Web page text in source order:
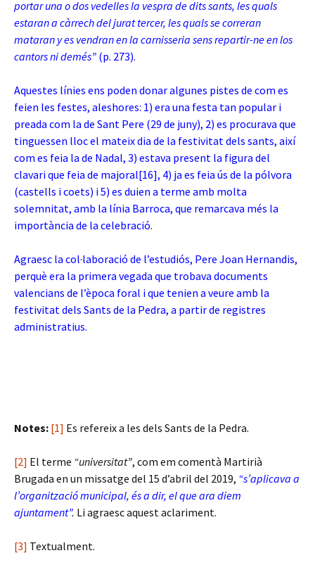
portar una o dos vedelles la vespra de dits sants, les quals
estaran a càrrech del jurat tercer, les quals se correran
mataran y es vendran en la carnisseria sens repartir-ne en los
cantors ni demés” (p. 273).
Aquestes línies ens poden donar algunes pistes de com es
feien les festes, aleshores: 1) era una festa tan popular i
preada com la de Sant Pere (29 de juny), 2) es procurava que
tinguessen lloc el mateix dia de la festivitat dels sants, així
com es feia la de Nadal, 3) estava present la figura del
clavari que feia de majoral[16], 4) ja es feia ús de la pólvora
(castells i coets) i 5) es duien a terme amb molta
solemnitat, amb la línia Barroca, que remarcava més la
importància de la celebració.
Agraesc la col·laboració de l’estudiós, Pere Joan Hernandis,
perquè era la primera vegada que trobava documents
valencians de l’època foral i que tenien a veure amb la
festivitat dels Sants de la Pedra, a partir de registres
administratius.
Notes: [1] Es refereix a les dels Sants de la Pedra.
[2] El terme “universitat”, com em comentà Martirià
Brugada en un missatge del 15 d’abril del 2019, “s’aplicava a
l’organització municipal, és a dir, el que ara diem
ajuntament”. Li agraesc aquest aclariment.
[3] Textualment.